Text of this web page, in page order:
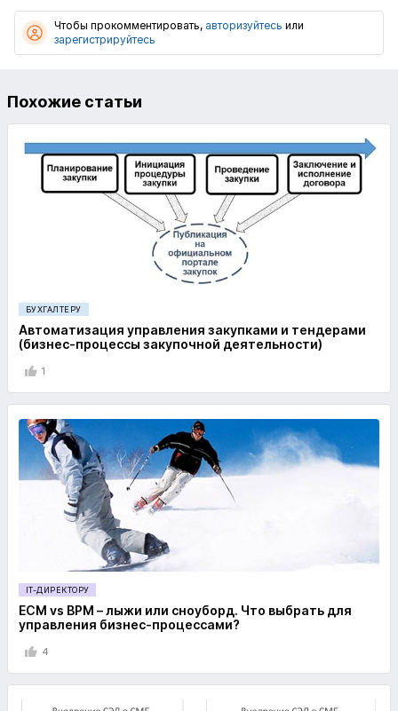
Чтобы прокомментировать, авторизуйтесь или
зарегистрируйтесь
Похожие статьи
БУХГАЛТЕРУ
Автоматизация управления закупками и тендерами
(бизнес-процессы закупочной деятельности)
1
IT-ДИРЕКТОРУ
ECM vs BPM – лыжи или сноуборд. Что выбрать для
управления бизнес-процессами?
4